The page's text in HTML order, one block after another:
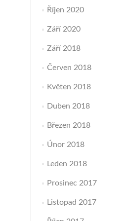
Říjen 2020
Září 2020
Září 2018
Červen 2018
Květen 2018
Duben 2018
Březen 2018
Únor 2018
Leden 2018
Prosinec 2017
Listopad 2017